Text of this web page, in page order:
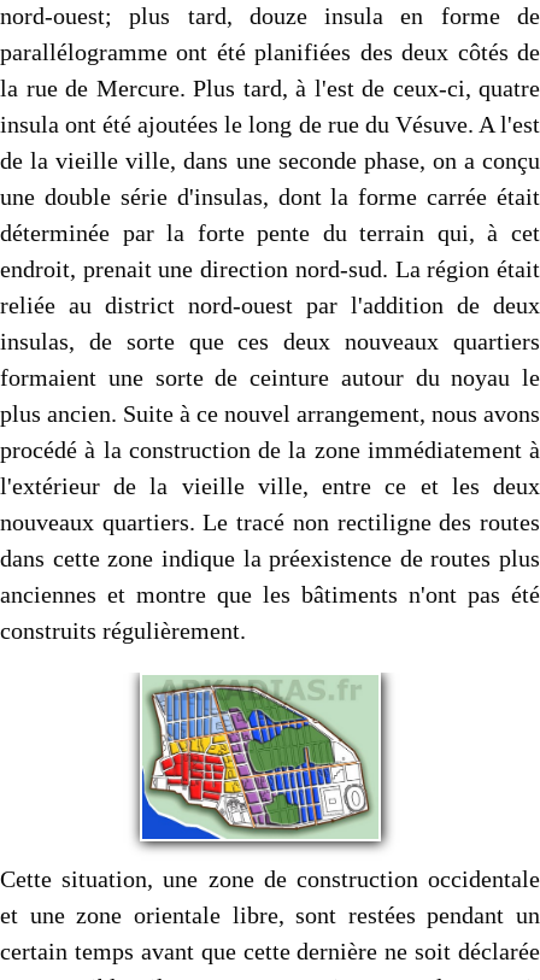
nord-ouest; plus tard, douze insula en forme de
parallélogramme ont été planifiées des deux côtés de
la rue de Mercure. Plus tard, à l'est de ceux-ci, quatre
insula ont été ajoutées le long de rue du Vésuve. A l'est
de la vieille ville, dans une seconde phase, on a conçu
une double série d'insulas, dont la forme carrée était
déterminée par la forte pente du terrain qui, à cet
endroit, prenait une direction nord-sud. La région était
reliée au district nord-ouest par l'addition de deux
insulas, de sorte que ces deux nouveaux quartiers
formaient une sorte de ceinture autour du noyau le
plus ancien. Suite à ce nouvel arrangement, nous avons
procédé à la construction de la zone immédiatement à
l'extérieur de la vieille ville, entre ce et les deux
nouveaux quartiers. Le tracé non rectiligne des routes
dans cette zone indique la préexistence de routes plus
anciennes et montre que les bâtiments n'ont pas été
construits régulièrement.
Cette situation, une zone de construction occidentale
et une zone orientale libre, sont restées pendant un
certain temps avant que cette dernière ne soit déclarée